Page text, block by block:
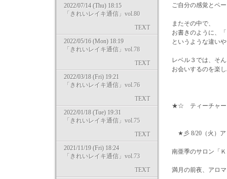
2022/07/14 (Thu) 18:15
「きれいレイキ通信」vol.80
TEXT
2022/05/16 (Mon) 18:19
「きれいレイキ通信」vol.78
TEXT
2022/03/18 (Fri) 19:21
「きれいレイキ通信」vol.76
TEXT
2022/01/18 (Tue) 19:31
「きれいレイキ通信」vol.75
TEXT
2021/11/19 (Fri) 18:24
「きれいレイキ通信」vol.73
TEXT
ご自分の感覚とペ
またその中で、
お書きのように、
というような違い
レベル３では、そ
お会いするのを楽
★☆ ティーチャ
★彡 8/20（火）ア
南亜季のサロン「
満月の前夜、アロ